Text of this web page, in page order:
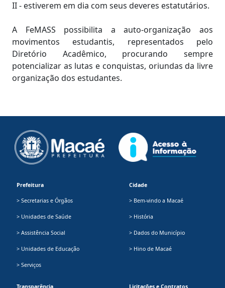
II - estiverem em dia com seus deveres estatutários.
A FeMASS possibilita a auto-organização aos
movimentos estudantis, representados pelo
Diretório Acadêmico, procurando sempre
potencializar as lutas e conquistas, oriundas da livre
organização dos estudantes.
Prefeitura
> Secretarias e Órgãos
> Unidades de Saúde
> Assistência Social
> Unidades de Educação
> Serviços
Cidade
> Bem-vindo a Macaé
> História
> Dados do Município
> Hino de Macaé
Transparência Licitações e Contratos